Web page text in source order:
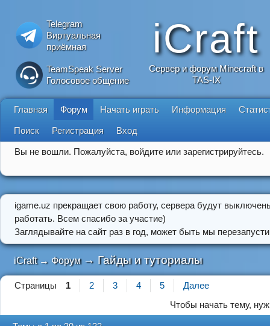
Telegram
Виртуальная
приёмная
TeamSpeak Server
Голосовое общение
iCraft
Сервер и форум Minecraft в
TAS-IX
Главная Форум Начать играть Информация
Поиск Регистрация Вход
Вы не вошли. Пожалуйста, войдите или зарегистрируйтесь.
igame.uz прекращает свою работу, сервера будут
работать. Всем спасибо за участие)
Заглядывайте на сайт раз в год, может быть мы
iCraft → Форум → Гайды и туториалы
Страницы 1 2 3 4 5
Далее
Чтобы начать тему,